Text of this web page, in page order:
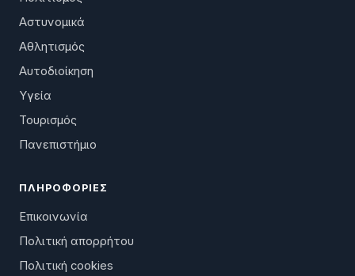
Αστυνομικά
Αθλητισμός
Αυτοδιοίκηση
Υγεία
Τουρισμός
Πανεπιστήμιο
ΠΛΗΡΟΦΟΡΊΕΣ
Επικοινωνία
Πολιτική απορρήτου
Πολιτική cookies